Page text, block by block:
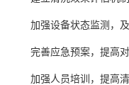
加强设备状态监测，
完善应急预案，提高
加强人员培训，提高